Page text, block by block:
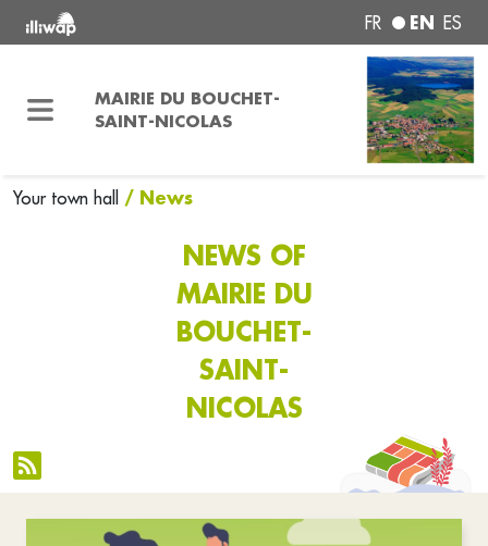
FR EN ES
MAIRIE DU BOUCHET-
SAINT-NICOLAS
Your town hall / News
NEWS OF
MAIRIE DU
BOUCHET-
SAINT-
NICOLAS